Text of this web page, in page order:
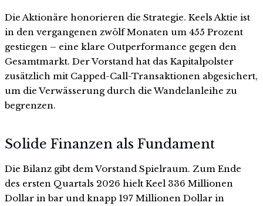
Die Aktionäre honorieren die Strategie. Keels Aktie ist
in den vergangenen zwölf Monaten um 455 Prozent
gestiegen – eine klare Outperformance gegen den
Gesamtmarkt. Der Vorstand hat das Kapitalpolster
zusätzlich mit Capped-Call-Transaktionen abgesichert,
um die Verwässerung durch die Wandelanleihe zu
begrenzen.
Solide Finanzen als Fundament
Die Bilanz gibt dem Vorstand Spielraum. Zum Ende
des ersten Quartals 2026 hielt Keel 336 Millionen
Dollar in bar und knapp 197 Millionen Dollar in